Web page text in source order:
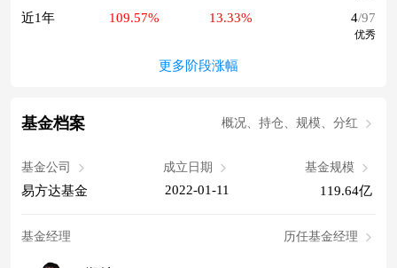
近1年 109.57% 13.33% 4/97
优秀
更多阶段涨幅
基金档案 概况、持仓、规模、分红
基金公司
易方达基金
成立日期
2022-01-11
基金规模
119.64亿
基金经理 历任基金经理